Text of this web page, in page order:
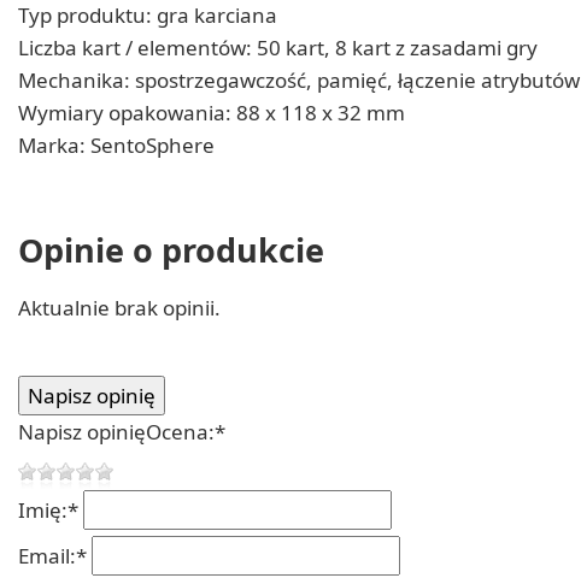
Typ produktu: gra karciana
Liczba kart / elementów: 50 kart, 8 kart z zasadami gry
Mechanika: spostrzegawczość, pamięć, łączenie atrybutów
Wymiary opakowania: 88 x 118 x 32 mm
Marka: SentoSphere
Opinie o produkcie
Aktualnie brak opinii.
Napisz opinięOcena:*
Imię:*
Email:*